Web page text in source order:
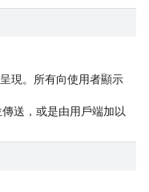
現。所有向使用者顯示
送，或是由用戶端加以